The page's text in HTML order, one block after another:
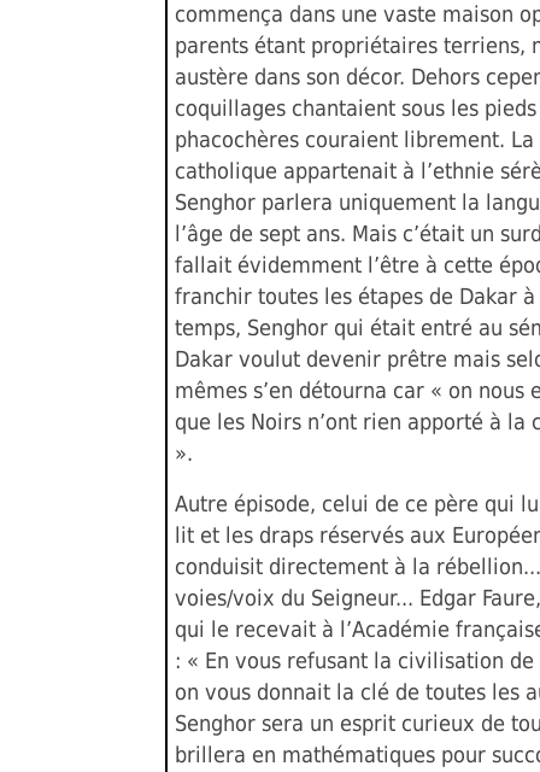
commença dans une vaste maison
parents étant propriétaires terriens,
austère dans son décor. Dehors
coquillages chantaient sous les
phacochères couraient librement.
catholique appartenait à l’ethnie
Senghor parlera uniquement la
l’âge de sept ans. Mais c’était un
fallait évidemment l’être à cette
franchir toutes les étapes de Dakar à
temps, Senghor qui était entré au
Dakar voulut devenir prêtre mais
mêmes s’en détourna car « on nous
que les Noirs n’ont rien apporté à la
».
Autre épisode, celui de ce père qui
lit et les draps réservés aux
conduisit directement à la
voies/voix du Seigneur... Edgar
qui le recevait à l’Académie
: « En vous refusant la civilisation
on vous donnait la clé de toutes les
Senghor sera un esprit curieux de
brillera en mathématiques pour